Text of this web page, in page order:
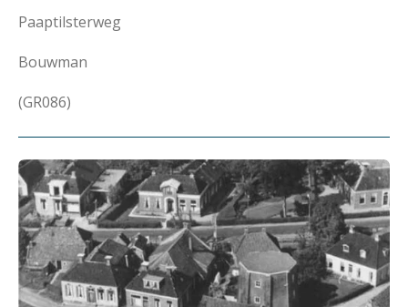
Paaptilsterweg
Bouwman
(GR086)